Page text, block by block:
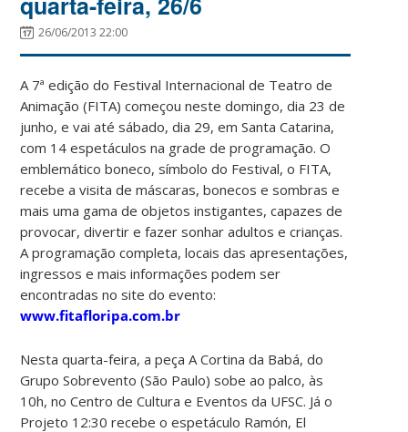
26/06/2013 22:00
A 7ª edição do Festival Internacional de Teatro de
Animação (FITA) começou neste domingo, dia 23 de
junho, e vai até sábado, dia 29, em Santa Catarina,
com 14 espetáculos na grade de programação. O
emblemático boneco, símbolo do Festival, o FITA,
recebe a visita de máscaras, bonecos e sombras e
mais uma gama de objetos instigantes, capazes de
provocar, divertir e fazer sonhar adultos e crianças.
A programação completa, locais das apresentações,
ingressos e mais informações podem ser
encontradas no site do evento:
www.fitafloripa.com.br
Nesta quarta-feira, a peça A Cortina da Babá, do
Grupo Sobrevento (São Paulo) sobe ao palco, às
10h, no Centro de Cultura e Eventos da UFSC. Já o
Projeto 12:30 recebe o espetáculo Ramón, El